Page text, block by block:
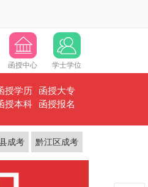
函授中心 学士学位
授学历
函授大专
授本科
函授报名
成考 黔江区成考